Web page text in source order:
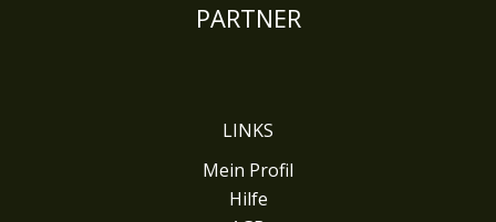
PARTNER
LINKS
Mein Profil
Hilfe